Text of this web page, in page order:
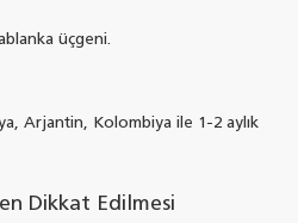
üçgeni.
Arjantin, Kolombiya ile 1-2 aylık
Dikkat Edilmesi